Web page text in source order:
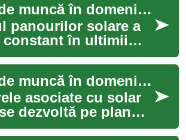
Locuri de muncă în domeniul panourilor solare
panourilor solare a
constant în ultimii
oportunități
cei interesați
Locuri de muncă în domeniul panourilor solare
asociate cu solar
dezvoltă pe plan
o varietate de